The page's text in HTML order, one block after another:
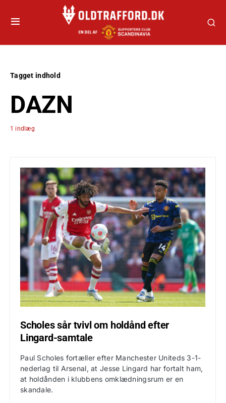
Tagget indhold
DAZN
1 indlæg
Scholes sår tvivl om holdånd efter
Lingard-samtale
Paul Scholes fortæller efter Manchester Uniteds 3-1-
nederlag til Arsenal, at Jesse Lingard har fortalt ham,
at holdånden i klubbens omklædningsrum er en
skandale.